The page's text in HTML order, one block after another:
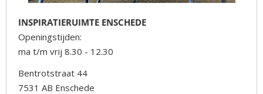
INSPIRATIERUIMTE ENSCHEDE
Openingstijden:
ma t/m vrij 8.30 - 12.30
Bentrotstraat 44
7531 AB Enschede